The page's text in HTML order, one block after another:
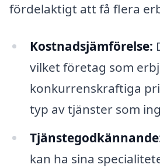
fördelaktigt att få flera
Kostnadsjämförelse:
vilket företag som
konkurrenskraftiga
typ av tjänster som
kan ha sina